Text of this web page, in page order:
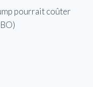
pourrait coûter